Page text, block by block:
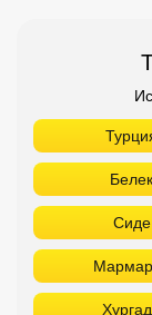
Белек
Сиде